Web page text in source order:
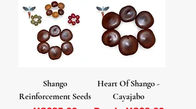
Shango
Reinforcement Seeds
Heart Of Shango -
Cayajabo